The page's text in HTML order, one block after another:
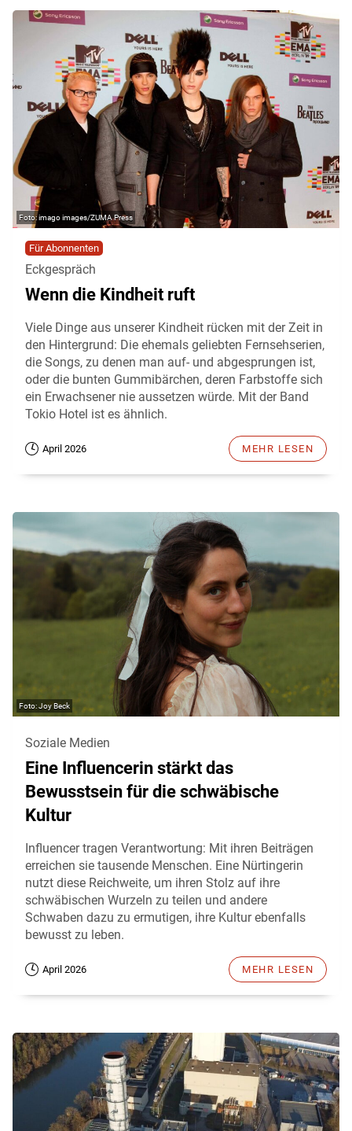
imago images/ZUMA Press
Für Abonnenten
Eckgespräch
Wenn die Kindheit ruft
Viele Dinge aus unserer Kindheit rücken mit der Zeit in
den Hintergrund: Die ehemals geliebten Fernsehserien,
die Songs, zu denen man auf- und abgesprungen ist,
oder die bunten Gummibärchen, deren Farbstoffe sich
ein Erwachsener nie aussetzen würde. Mit der Band
Tokio Hotel ist es ähnlich.
April 2026 MEHR LESEN
Joy Beck
Soziale Medien
Eine Influencerin stärkt das
Bewusstsein für die schwäbische
Kultur
Influencer tragen Verantwortung: Mit ihren Beiträgen
erreichen sie tausende Menschen. Eine Nürtingerin
nutzt diese Reichweite, um ihren Stolz auf ihre
schwäbischen Wurzeln zu teilen und andere
Schwaben dazu zu ermutigen, ihre Kultur ebenfalls
bewusst zu leben.
April 2026 MEHR LESEN